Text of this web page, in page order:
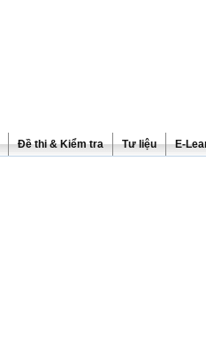
Đề thi & Kiểm tra Tư liệu E-